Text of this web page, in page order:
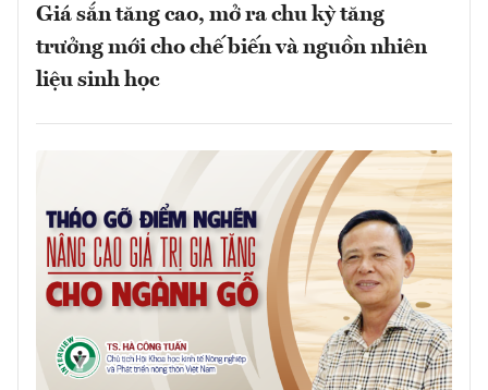
Giá sắn tăng cao, mở ra chu kỳ tăng
trưởng mới cho chế biến và nguồn nhiên
liệu sinh học